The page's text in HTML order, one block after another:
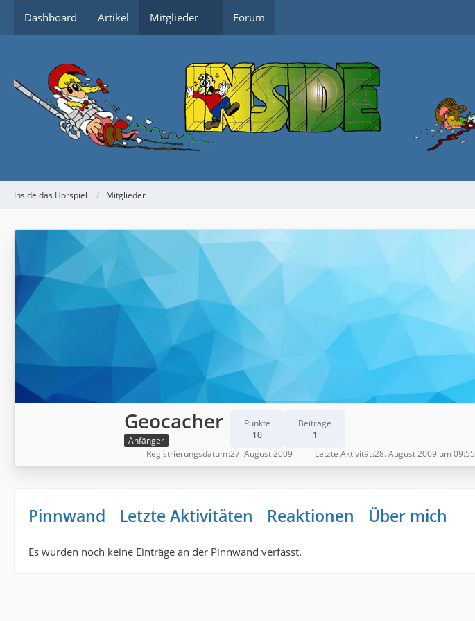
Dashboard Artikel Mitglieder Forum
Inside das Hörspiel Mitglieder
Geocacher
Anfänger
Punkte
10
Beiträge
1
Registrierungsdatum 27. August 2009 Letzte Aktivität 28. August 2009 um 09:55
Pinnwand Letzte Aktivitäten Reaktionen Über mich
Es wurden noch keine Einträge an der Pinnwand verfasst.